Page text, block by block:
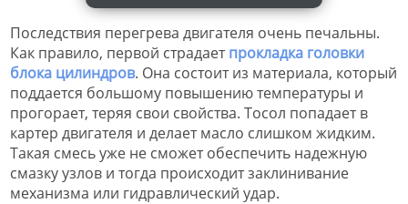
Последствия перегрева двигателя очень печальны.
Как правило, первой страдаетпрокладка головки
блока цилиндров. Она состоит из материала, который
поддается большому повышению температуры и
прогорает, теряя свои свойства. Тосол попадает в
картер двигателя и делает масло слишком жидким.
Такая смесь уже не сможет обеспечить надежную
смазку узлов и тогда происходит заклинивание
механизма или гидравлический удар.